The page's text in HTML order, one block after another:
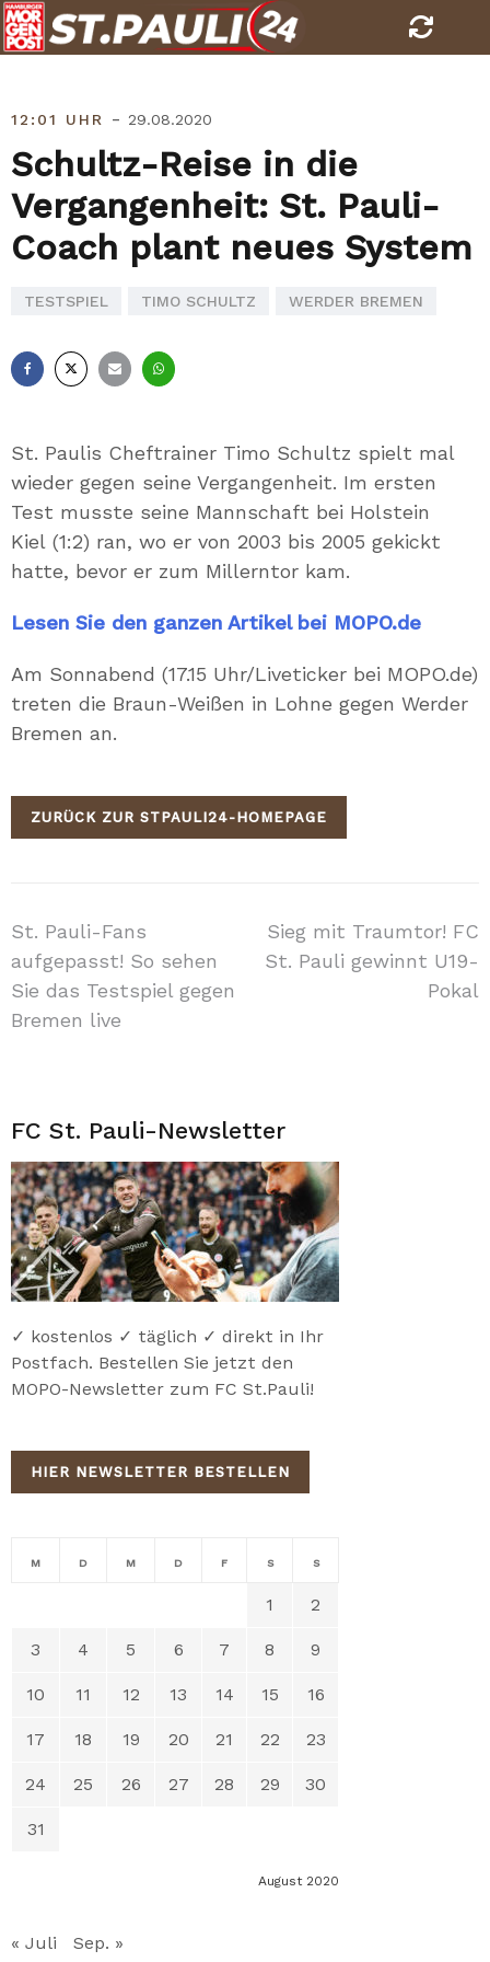
Skip
to
12:01 UHR - 29.08.2020
Schultz-Reise in die
Vergangenheit: St. Pauli-
Coach plant neues System
TESTSPIEL TIMO SCHULTZ WERDER BREMEN
St. Paulis Cheftrainer Timo Schultz spielt mal
wieder gegen seine Vergangenheit. Im ersten
Test musste seine Mannschaft bei Holstein
Kiel (1:2) ran, wo er von 2003 bis 2005 gekickt
hatte, bevor er zum Millerntor kam.
Lesen Sie den ganzen Artikel bei MOPO.de
Am Sonnabend (17.15 Uhr/Liveticker bei MOPO.de)
treten die Braun-Weißen in Lohne gegen Werder
Bremen an.
ZURÜCK ZUR STPAULI24-HOMEPAGE
Beitragsnavigation
St. Pauli-Fans
aufgepasst! So sehen
Sie das Testspiel gegen
Bremen live
Sieg mit Traumtor! FC
St. Pauli gewinnt U19-
Pokal
FC St. Pauli-Newsletter
✓ kostenlos ✓ täglich ✓ direkt in Ihr
Postfach. Bestellen Sie jetzt den
MOPO-Newsletter zum FC St.Pauli!
HIER NEWSLETTER BESTELLEN
August 2020
M D M D F S S
1 2
3 4 5 6 7 8 9
10 11 12 13 14 15 16
17 18 19 20 21 22 23
24 25 26 27 28 29 30
31
« Juli Sep. »